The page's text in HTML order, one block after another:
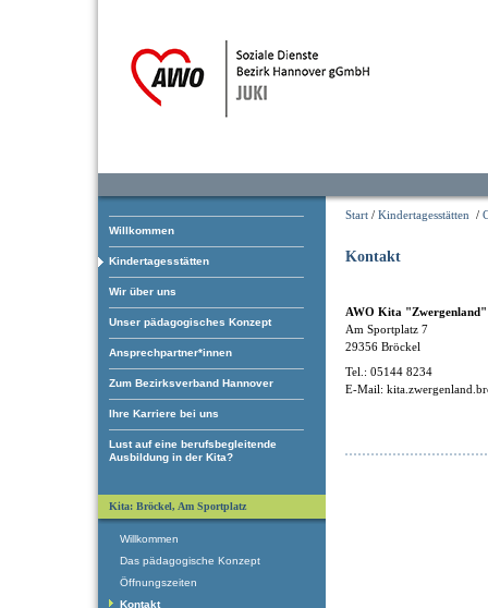
Willkommen
Kindertagesstätten
Wir über uns
Unser pädagogisches Konzept
Ansprechpartner*innen
Zum Bezirksverband Hannover
Ihre Karriere bei uns
Lust auf eine berufsbegleitende
Ausbildung in der Kita?
Start / Kindertagesstätten /
Kontakt
AWO Kita "Zwergenland"
Am Sportplatz 7
29356 Bröckel
Tel.: 05144 8234
E-Mail:
Kita: Bröckel, Am Sportplatz
Willkommen
Das pädagogische Konzept
Öffnungszeiten
Kontakt